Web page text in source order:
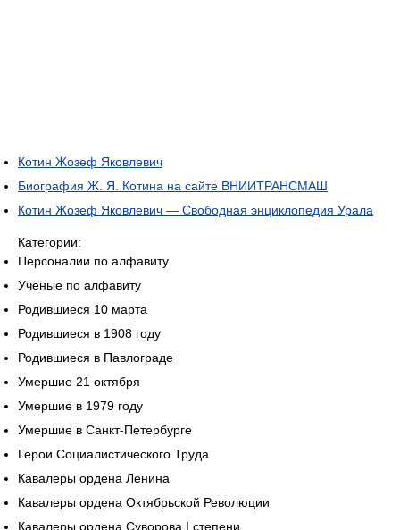
Котин Жозеф Яковлевич
Биография Ж. Я. Котина на сайте ВНИИТРАНСМАШ
Котин Жозеф Яковлевич — Свободная энциклопедия Урала
Категории:
Персоналии по алфавиту
Учёные по алфавиту
Родившиеся 10 марта
Родившиеся в 1908 году
Родившиеся в Павлограде
Умершие 21 октября
Умершие в 1979 году
Умершие в Санкт-Петербурге
Герои Социалистического Труда
Кавалеры ордена Ленина
Кавалеры ордена Октябрьской Революции
Кавалеры ордена Суворова I степени